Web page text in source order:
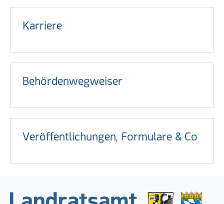
Karriere
Behördenwegweiser
Veröffentlichungen, Formulare & Co